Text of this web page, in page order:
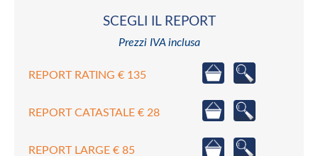
SCEGLI IL REPORT
Prezzi IVA inclusa
REPORT RATING € 135
REPORT CATASTALE € 28
REPORT LARGE € 85